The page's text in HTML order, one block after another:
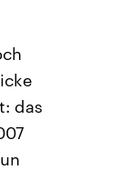
das